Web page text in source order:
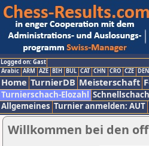
Logged on: Gast
Arabic ARM AZE BIH BUL CAT CHN CRO CZE DEN
Home TurnierDB Meisterschaft
Turnierschach-Elozahl
Allgemeines Turnier anmelden: AUT
Willkommen bei den